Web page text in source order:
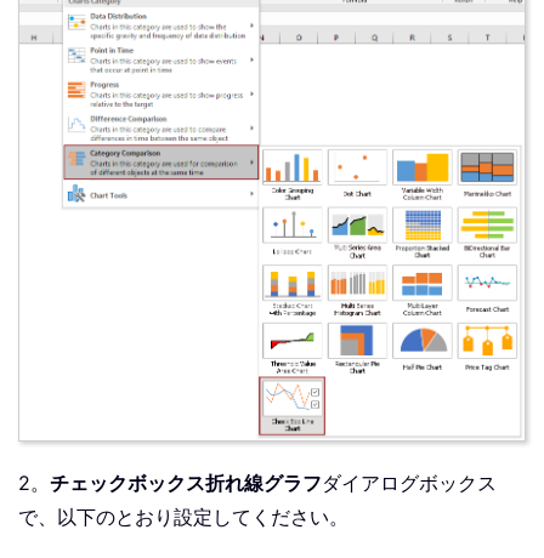
2。 チェックボックス折れ線グラフダイアログボックス
で、以下のとおり設定してください。